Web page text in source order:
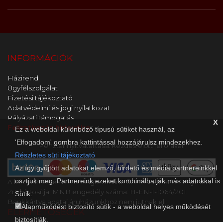
x
Ez a weboldal különböző típusú sütiket használ, az
'Elfogadom' gombra kattintással hozzájárulsz mindezekhez.
Részletes süti tájékoztató
Az így gyűjtött adatokat elemző, hirdető és média partnereinkkel
osztjuk meg. Partnereink ezeket kombinálhatják más adatokkal is.
Sütik:
Alapműködést biztosító sütik - a weboldal helyes működését
biztosítják.
INFORMÁCIÓK
Házirend
Ügyfélszolgálat
Fizetési tájékoztató
Adatvédelmi és jogi nyilatkozat
Pályázati támogatás
Feliratkozás hírlevélre
Pénztár nyitvatartása: kezdés előtt fél órával.
A kényelmes és biztonságos online fizetést a Barion Payment
Zrt. biztosítja, MNB engedély száma: H-EN-I-1064/201.
Bankkártya adatai áruházunkhoz nem jutnak el.
ELÉRHETŐSÉGEK